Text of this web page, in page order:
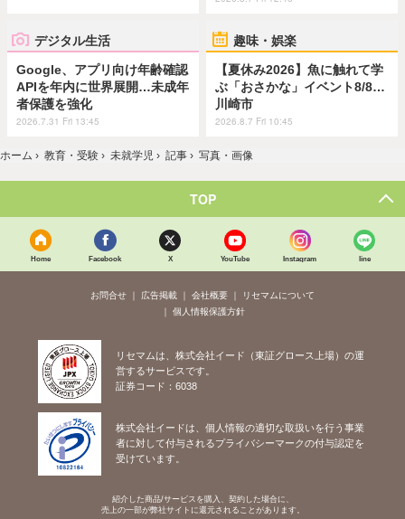
デジタル生活
Google、アプリ向け年齢確認
APIを年内に世界展開…未成年
者保護を強化
2026.7.31 Fri 13:45
趣味・娯楽
【夏休み2026】魚に触れて学
ぶ「おさかな」イベント8/8…
川崎市
2026.8.7 Fri 10:45
ホーム › 教育・受験 › 未就学児 › 記事 › 写真・画像
TOP
Home Facebook X YouTube Instagram line
お問合せ 広告掲載 会社概要
リセマムについて
個人情報保護方針
リセマムは、株式会社イード（東証グロース上場）の運
営するサービスです。
証券コード：6038
株式会社イードは、個人情報の適切な取扱いを行う事業
者に対して付与されるプライバシーマークの付与認定を
受けています。
紹介した商品/サービスを購入、契約した場合に、
売上の一部が弊社サイトに還元されることがあります。